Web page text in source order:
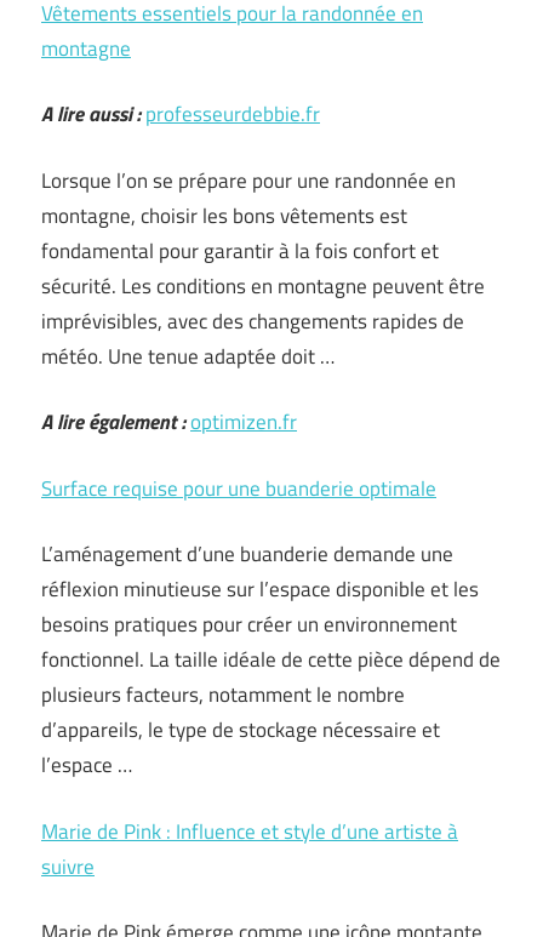
Vêtements essentiels pour la randonnée en
montagne
A lire aussi :professeurdebbie.fr
Lorsque l’on se prépare pour une randonnée en
montagne, choisir les bons vêtements est
fondamental pour garantir à la fois confort et
sécurité. Les conditions en montagne peuvent être
imprévisibles, avec des changements rapides de
météo. Une tenue adaptée doit …
A lire également :optimizen.fr
Surface requise pour une buanderie optimale
L’aménagement d’une buanderie demande une
réflexion minutieuse sur l’espace disponible et les
besoins pratiques pour créer un environnement
fonctionnel. La taille idéale de cette pièce dépend de
plusieurs facteurs, notamment le nombre
d’appareils, le type de stockage nécessaire et
l’espace …
Marie de Pink : Influence et style d’une artiste à
suivre